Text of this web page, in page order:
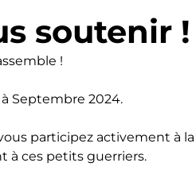
soutenir !
!
Septembre 2024.
participez activement à
à ces petits guerriers.